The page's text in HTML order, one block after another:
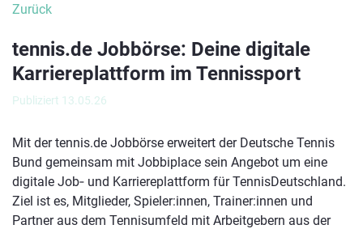
Zurück
tennis.de Jobbörse: Deine digitale
Karriereplattform im Tennissport
Publiziert 13.05.26
Mit der tennis.de Jobbörse erweitert der Deutsche Tennis
Bund gemeinsam mit Jobbiplace sein Angebot um eine
digitale Job‑ und Karriereplattform für TennisDeutschland.
Ziel ist es, Mitglieder, Spieler:innen, Trainer:innen und
Partner aus dem Tennisumfeld mit Arbeitgebern aus der